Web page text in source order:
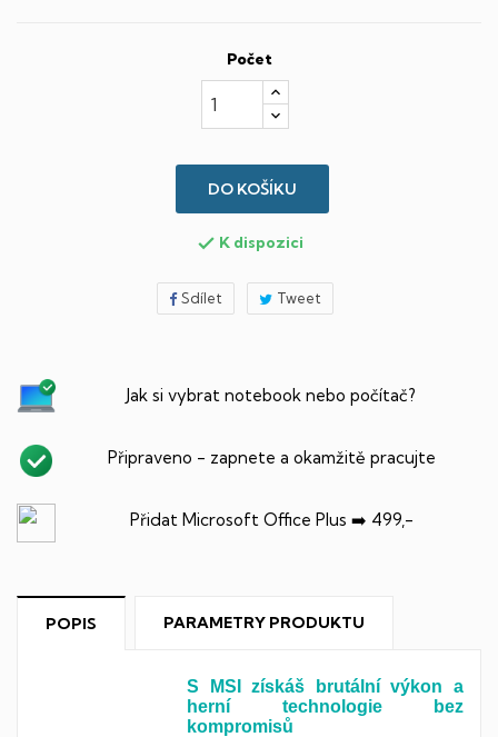
Počet
DO KOŠÍKU
 K dispozici
Sdílet Tweet
Jak si vybrat notebook nebo počítač?
Připraveno - zapnete a okamžitě pracujte
Přidat Microsoft Office Plus ➡️ 499,-
POPIS PARAMETRY PRODUKTU
S MSI získáš brutální výkon a
herní technologie bez
kompromisů